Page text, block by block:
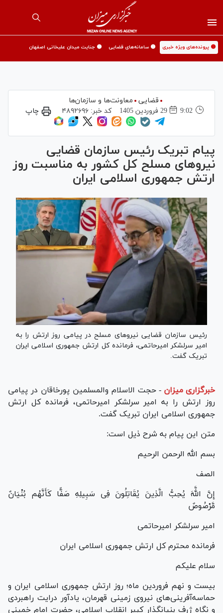
🟡 پرونده‌های ویژه خبری 🟡 سامانه‌های قضایی 🟡 جنایت میدان علیخانی اصفهان
قضایی
معاونت‌ها و سازمان‌ها
9:02
29 فروردين 1405 کد خبر: ۴۸۹۲۶۹۶ چاپ
پیام تبریک رئیس سازمان قضایی
نیرو‌های مسلح کل کشور به مناسبت روز
ارتش جمهوری اسلامی ایران
رئیس سازمان قضایی نیروهای مسلح در پیامی روز ارتش را به
امیر سرلشکر امیرحاتمی، فرمانده کل ارتش جمهوری اسلامی ایران
تبریک گفت.
خبرگزاری میزان - حجت الاسلام والمسلمین پورخاقان در پیامی
روز ارتش را به امیر سرلشکر امیرحاتمی، فرمانده کل ارتش
جمهوری اسلامی ایران تبریک گفت.
متن این پیام به شرح ذیل است:
بسم الله الرحمن الرحیم
الصف
إِنَّ اللَّهَ یُحِبُّ الَّذِینَ یُقَاتِلُونَ فِی سَبِیلِهِ صَفًّا کَأَنَّهُم بُنْیَانٌ
مَّرْصُوصٌ
امیر سرلشکر امیرحاتمی
فرمانده محترم کل ارتش جمهوری اسلامی ایران
سلام علیکم
بیست و نهم فروردین ماه؛ روز ارتش جمهوری اسلامی ایران و
حماسه‌آفرینی‌های نیروی زمینی قهرمان، یادآور درایت راهبردی
و نگاه ژرف بنیانگذار کبیر انقلاب اسلامی، حضرت امام خمینی